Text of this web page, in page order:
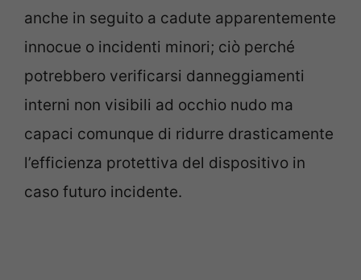
anche in seguito a cadute apparentemente
innocue o incidenti minori; ciò perché
potrebbero verificarsi danneggiamenti
interni non visibili ad occhio nudo ma
capaci comunque di ridurre drasticamente
l’efficienza protettiva del dispositivo in
caso futuro incidente.